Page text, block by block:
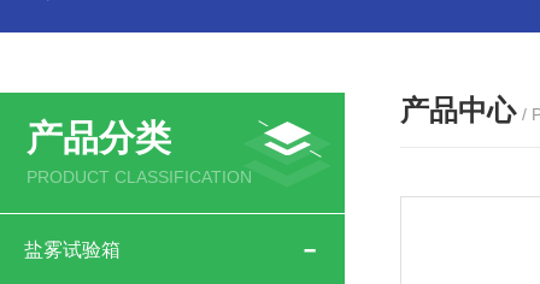
产品分类
PRODUCT CLASSIFICATION
盐雾试验箱
产品中心 /